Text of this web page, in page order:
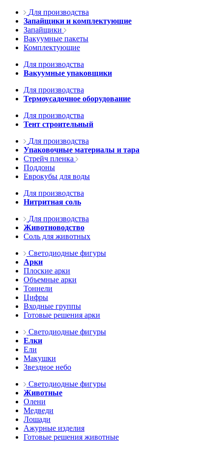
Для производства
Запайщики и комплектующие
Запайщики
Вакуумные пакеты
Комплектующие
Для производства
Вакуумные упаковщики
Для производства
Термоусадочное оборудование
Для производства
Тент строительный
Для производства
Упаковочные материалы и тара
Стрейч пленка
Поддоны
Еврокубы для воды
Для производства
Нитритная соль
Для производства
Животноводство
Соль для животных
Светодиодные фигуры
Арки
Плоские арки
Объемные арки
Тоннели
Цифры
Входные группы
Готовые решения арки
Светодиодные фигуры
Елки
Ели
Макушки
Звездное небо
Светодиодные фигуры
Животные
Олени
Медведи
Лошади
Ажурные изделия
Готовые решения животные